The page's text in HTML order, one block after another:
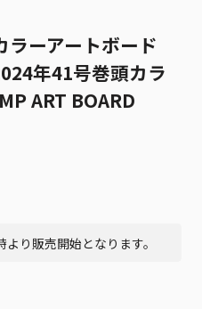
ラーアートボード
年41号巻頭カラ
ART BOARD
り販売開始となります。